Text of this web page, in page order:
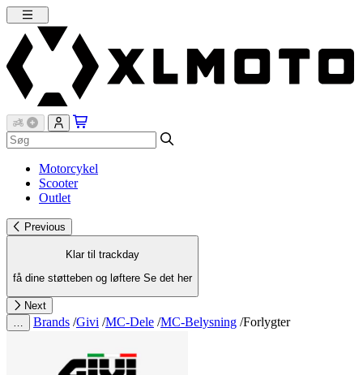
Motorcykel
Scooter
Outlet
Previous
Klar til trackday
få dine støtteben og løftere Se det her
Next
Brands /Givi /MC-Dele /MC-Belysning /Forlygter